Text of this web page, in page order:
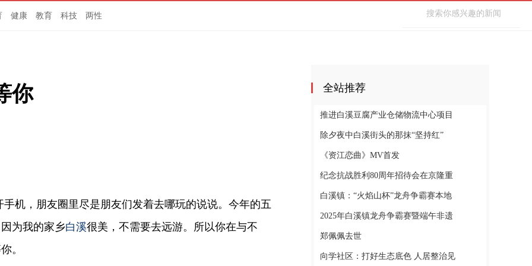
健康 教育 科技 两性
你
机，朋友圈里尽是朋友们发着去哪玩的说说。今年的五
为我的家乡白溪很美，不需要去远游。所以你在与不
。
全站推荐
推进白溪豆腐产业仓储物流中心项目
除夕夜中白溪街头的那抹“坚持红”
《资江恋曲》MV首发
纪念抗战胜利80周年招待会在京隆重
白溪镇：“火焰山杯”龙舟争霸赛本地
2025年白溪镇龙舟争霸赛暨端午非遗
郑佩佩去世
向学社区：打好生态底色 人居整治见